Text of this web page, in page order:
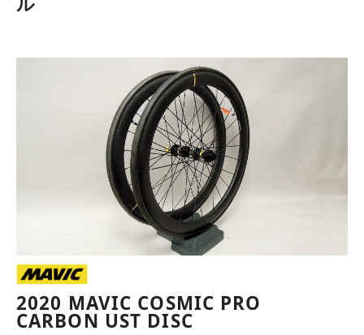
2020 MAVIC COSMIC PRO
CARBON UST DISC